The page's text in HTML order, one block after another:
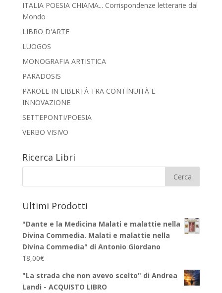
ITALIA POESIA CHIAMA... Corrispondenze letterarie dal
Mondo
LIBRO D'ARTE
LUOGOS
MONOGRAFIA ARTISTICA
PARADOSIS
PAROLE IN LIBERTÀ TRA CONTINUITÀ E
INNOVAZIONE
SETTEPONTI/POESIA
VERBO VISIVO
Ricerca Libri
Ultimi Prodotti
"Dante e la Medicina Malati e malattie nella
Divina Commedia. Malati e malattie nella
Divina Commedia" di Antonio Giordano
18,00€
"La strada che non avevo scelto" di Andrea
Landi - ACQUISTO LIBRO